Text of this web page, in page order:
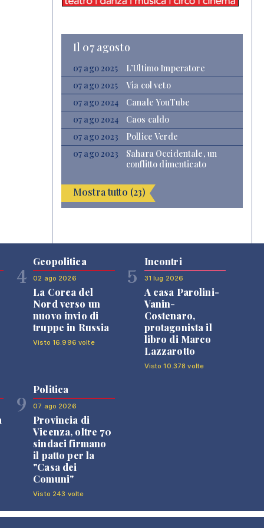
Il 07 agosto
07 ago 2025
L’Ultimo Imperatore
07 ago 2025
Via col veto
07 ago 2024
Canale YouTube
07 ago 2024
Caos caldo
07 ago 2023
Pollice Verde
07 ago 2023
Sahara Occidentale, un
conflitto dimenticato
Mostra tutto (23)
4
Geopolitica
02 ago 2026
La Corea del
Nord verso un
nuovo invio di
truppe in Russia
Visto 16.996 volte
5
Incontri
31 lug 2026
A casa Parolini-
Vanin-
Costenaro,
protagonista il
libro di Marco
Lazzarotto
Visto 10.378 volte
9
Politica
07 ago 2026
Provincia di
Vicenza, oltre 70
sindaci firmano
il patto per la
"Casa dei
Comuni"
Visto 243 volte